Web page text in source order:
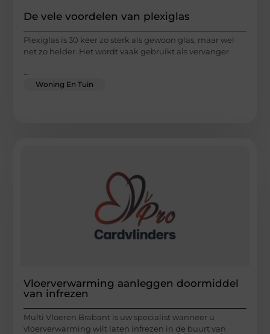
De vele voordelen van plexiglas
Plexiglas is 30 keer zo sterk als gewoon glas, maar wel
net zo helder. Het wordt vaak gebruikt als vervanger
Woning En Tuin
Vloerverwarming aanleggen doormiddel
van infrezen
Multi Vloeren Brabant is uw specialist wanneer u
vloerverwarming wilt laten infrezen in de buurt van